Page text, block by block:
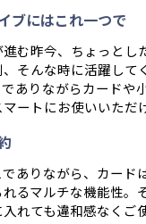
ブにはこれ一つで
む昨今、ちょっとし
そんな時に活躍して
ありながらカードや
ートにお使いいただ
ありながら、カード
るマルチな機能性。
れても違和感なくご